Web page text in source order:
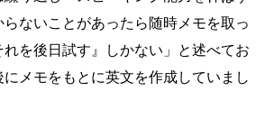
ないことがあったら随時メモを取っ
を後日試す』しかない」と述べてお
メモをもとに英文を作成していまし